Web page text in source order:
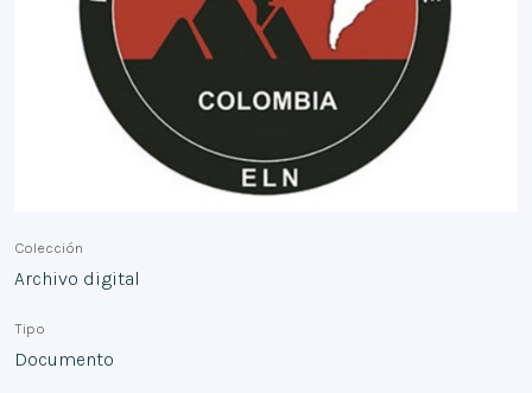
Colección
Archivo digital
Tipo
Documento